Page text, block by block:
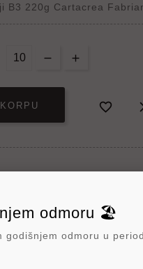
B3 220g Cartacrea

reviewodmoru 🏖️
godišnjem odmoru u